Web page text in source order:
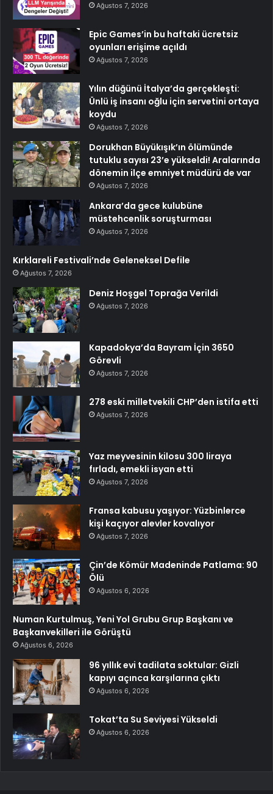
Ağustos 7, 2026
Epic Games’in bu haftaki ücretsiz
oyunları erişime açıldı
Ağustos 7, 2026
Yılın düğünü İtalya’da gerçekleşti:
Ünlü iş insanı oğlu için servetini ortaya
koydu
Ağustos 7, 2026
Dorukhan Büyükışık’ın ölümünde
tutuklu sayısı 23’e yükseldi! Aralarında
dönemin ilçe emniyet müdürü de var
Ağustos 7, 2026
Ankara’da gece kulubüne
müstehcenlik soruşturması
Ağustos 7, 2026
Kırklareli Festivali’nde Geleneksel Defile
Ağustos 7, 2026
Deniz Hoşgel Toprağa Verildi
Ağustos 7, 2026
Kapadokya’da Bayram İçin 3650
Görevli
Ağustos 7, 2026
278 eski milletvekili CHP’den istifa etti
Ağustos 7, 2026
Yaz meyvesinin kilosu 300 liraya
fırladı, emekli isyan etti
Ağustos 7, 2026
Fransa kabusu yaşıyor: Yüzbinlerce
kişi kaçıyor alevler kovalıyor
Ağustos 7, 2026
Çin’de Kömür Madeninde Patlama: 90
Ölü
Ağustos 6, 2026
Numan Kurtulmuş, Yeni Yol Grubu Grup Başkanı ve
Başkanvekilleri ile Görüştü
Ağustos 6, 2026
96 yıllık evi tadilata soktular: Gizli
kapıyı açınca karşılarına çıktı
Ağustos 6, 2026
Tokat’ta Su Seviyesi Yükseldi
Ağustos 6, 2026